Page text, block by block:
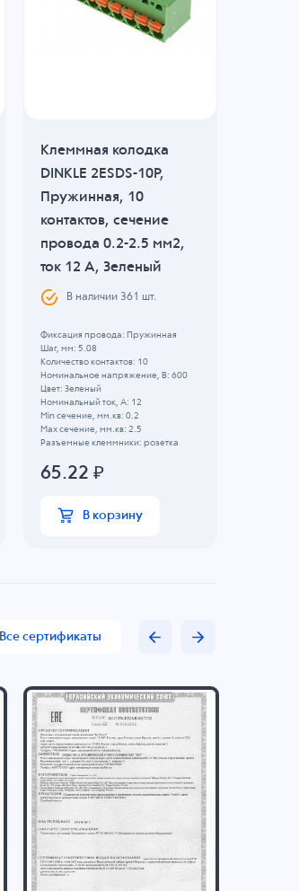
Клеммная колодка
DINKLE 2ESDS-10P,
Пружинная, 10
контактов, сечение
провода 0.2-2.5 мм2,
ток 12 A, Зеленый
В наличии 361 шт.
Фиксация провода: Пружинная
Шаг, мм: 5.08
Количество контактов: 10
Номинальное напряжение, B: 600
Цвет: Зеленый
Номинальный ток, А: 12
Min сечение, мм.кв: 0.2
Max сечение, мм.кв: 2.5
Разъемные клеммники: розетка
65.22 ₽
В корзину
Все сертификаты